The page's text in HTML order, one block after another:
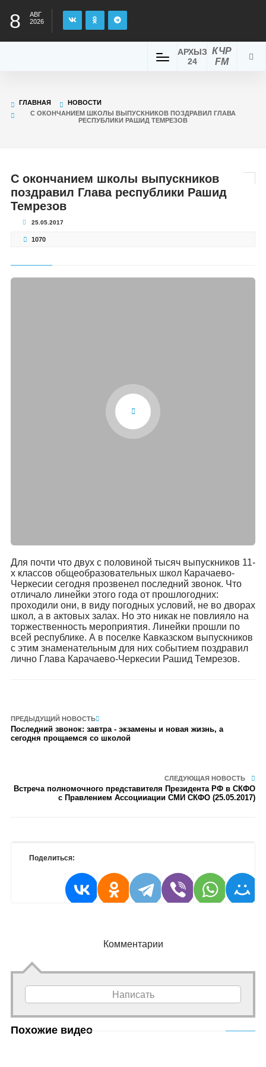
8
АВГ
2026
КЧР
FM
АРХЫЗ
24
ГЛАВНАЯ
НОВОСТИ
С ОКОНЧАНИЕМ ШКОЛЫ ВЫПУСКНИКОВ ПОЗДРАВИЛ ГЛАВА
РЕСПУБЛИКИ РАШИД ТЕМРЕЗОВ
С окончанием школы выпускников
поздравил Глава республики Рашид
Темрезов
25.05.2017
1070
Для почти что двух с половиной тысяч выпускников 11-
х классов общеобразовательных школ Карачаево-
Черкесии сегодня прозвенел последний звонок. Что
отличало линейки этого года от прошлогодних:
проходили они, в виду погодных условий, не во дворах
школ, а в актовых залах. Но это никак не повлияло на
торжественность мероприятия. Линейки прошли по
всей республике. А в поселке Кавказском выпускников
с этим знаменательным для них событием поздравил
лично Глава Карачаево-Черкесии Рашид Темрезов.
ПРЕДЫДУЩИЙ НОВОСТЬ
Последний звонок: завтра - экзамены и новая жизнь, а
сегодня прощаемся со школой
СЛЕДУЮЩАЯ НОВОСТЬ
Встреча полномочного представителя Президента РФ в СКФО
с Правлением Ассоцииации СМИ СКФО (25.05.2017)
Поделиться:
Комментарии
Написать
Похожие видео